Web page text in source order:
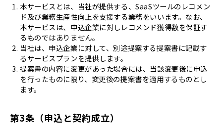
本サービスとは、当社が提供する、SaaSツールのレコメン
ド及び業務生産性向上を支援する業務をいいます。なお、
本サービスは、申込企業に対しレコメンド獲得数を保証す
るものではありません。
当社は、申込企業に対して、別途提案する提案書に記載す
るサービスプランを提供します。
提案書の内容に変更があった場合には、当該変更後に申込
を行ったものに限り、変更後の提案書を適用するものとし
ます。
第3条（申込と契約成立）